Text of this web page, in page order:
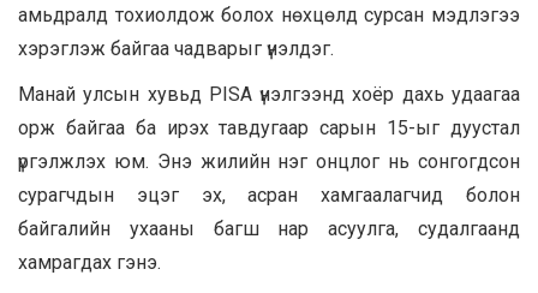
амьдралд тохиолдож болох нөхцөлд сурсан мэдлэгээ
хэрэглэж байгаа чадварыг үнэлдэг.
Манай улсын хувьд PISA үнэлгээнд хоёр дахь удаагаа
орж байгаа ба ирэх тавдугаар сарын 15-ыг дуустал
үргэлжлэх юм. Энэ жилийн нэг онцлог нь сонгогдсон
сурагчдын эцэг эх, асран хамгаалагчид болон
байгалийн ухааны багш нар асуулга, судалгаанд
хамрагдах гэнэ.